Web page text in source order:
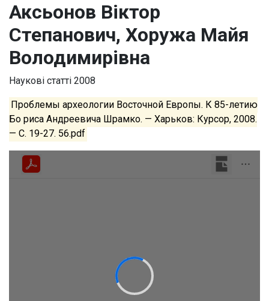
Аксьонов Віктор
Степанович, Хоружа Майя
Володимирівна
Наукові статті 2008
Проблемы археологии Восточной Европы. К 85-летию
Бо риса Андреевича Шрамко. — Харьков: Курсор, 2008.
— С. 19-27. 56.pdf